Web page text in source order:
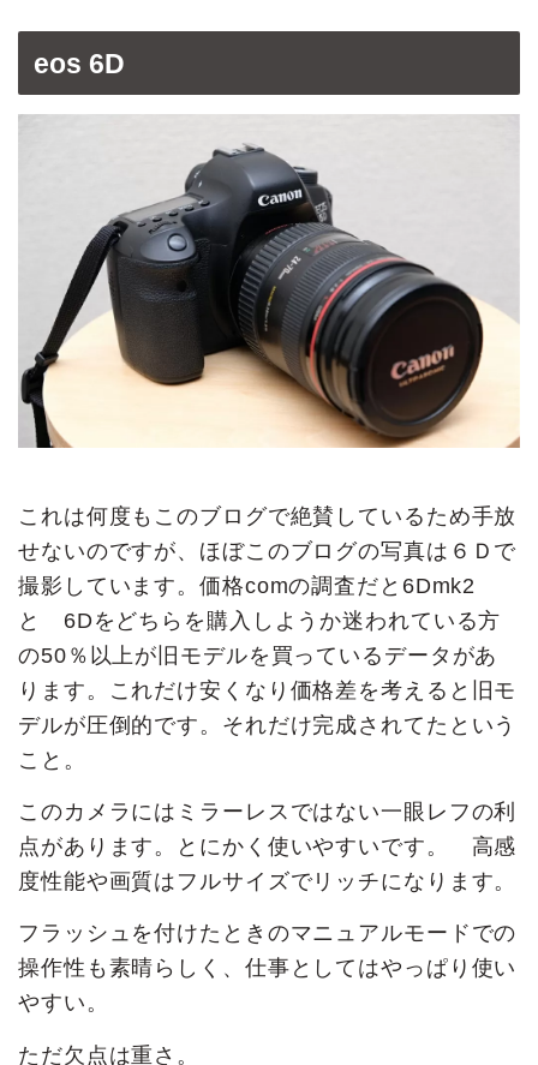
eos 6D
これは何度もこのブログで絶賛しているため手放
せないのですが、ほぼこのブログの写真は６Ｄで
撮影しています。価格comの調査だと6Dmk2
と 6Dをどちらを購入しようか迷われている方
の50％以上が旧モデルを買っているデータがあ
ります。これだけ安くなり価格差を考えると旧モ
デルが圧倒的です。それだけ完成されてたという
こと。
このカメラにはミラーレスではない一眼レフの利
点があります。とにかく使いやすいです。 高感
度性能や画質はフルサイズでリッチになります。
フラッシュを付けたときのマニュアルモードでの
操作性も素晴らしく、仕事としてはやっぱり使い
やすい。
ただ欠点は重さ。